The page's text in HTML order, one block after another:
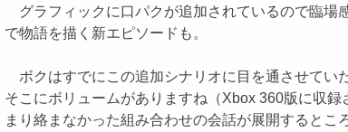
グラフィックに口パクが追加されているので臨場
で物語を描く新エピソードも。
ボクはすでにこの追加シナリオに目を通させてい
そこにボリュームがありますね（Xbox 360版に収
まり絡まなかった組み合わせの会話が展開すると